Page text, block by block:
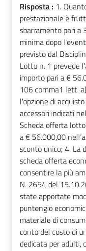
Risposta : 1.
prestazionale è
sbarramento pari a
minima dopo
previsto dal
Lotto n. 1 prevede
importo pari a €
106 comma1 lett.
l'opzione di
accessori indicati
Scheda offerta
a € 56.000,00
sconto unico; 4. La
scheda offerta
consentire la più
N. 2654 del
state apportate
puntengio
materiale di
conto del costo di
dedicata per adulti,